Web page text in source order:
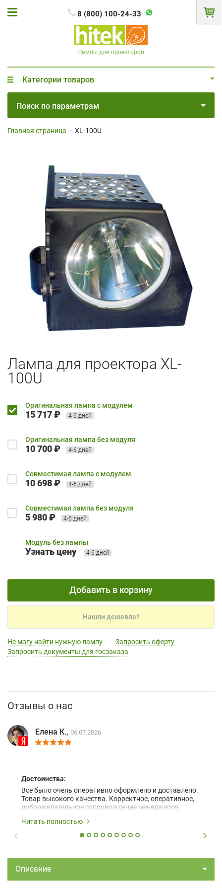
8 (800) 100-24-33
Лампы для проекторов
Категории товаров
Поиск по параметрам
Главная страница - XL-100U
Лампа для проектора XL-
100U
Оригинальная лампа с модулем
15 717 ₽ 4-6 дней
Оригинальная лампа без модуля
10 700 ₽ 4-6 дней
Совместимая лампа с модулем
10 698 ₽ 4-6 дней
Совместимая лампа без модуля
5 980 ₽ 4-6 дней
Модуль без лампы
Узнать цену 4-6 дней
Добавить в корзину
Нашли дешевле?
Не могу найти нужную лампу
Запросить оферту
Запросить документы для госзаказа
Отзывы о нас
Елена К., 06.07.2026
Достоинства:
Все было очень оперативно оформлено и доставлено.
Товар высокого качества. Корректное, оперативное,
доброжелательное сопровождение менеджеров.
Читать полностью
Описание